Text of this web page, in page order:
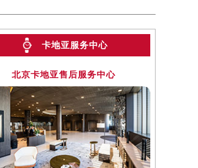
卡地亚服务中心
北京卡地亚售后服务中心